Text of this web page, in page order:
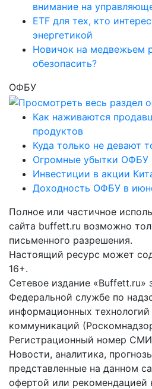
внимание на
ETF для тех, кто
энергетикой
Новичок на медвежьем
обезопасить?
ОФБУ
Как наживаются
продуктов
Куда только не девают
Огромные убытки ОФБУ
Инвестиции в акции
Доходность ОФБУ в
Полное или частичное
сайта buffett.ru возможно
письменного разрешения.
Настоящий ресурс может
16+.
Сетевое издание «Buffett.ru»
Федеральной службе по
информационных
коммуникаций
Регистрационный номер
Новости, аналитика,
представленные на данном
офертой или рекомендацией